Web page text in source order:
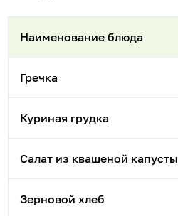
Наименование блюда
Гречка
Куриная грудка
Салат из квашеной капусты
Зерновой хлеб